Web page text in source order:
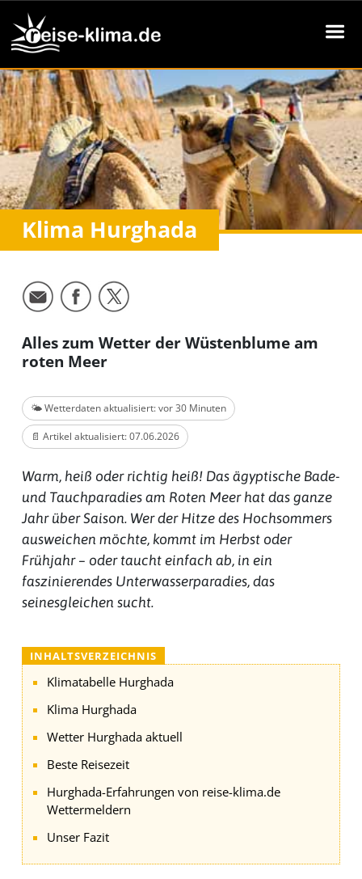
Klima Hurghada
Alles zum Wetter der Wüstenblume am
roten Meer
🌤️ Wetterdaten aktualisiert: vor 30 Minuten
📄 Artikel aktualisiert: 07.06.2026
Warm, heiß oder richtig heiß! Das ägyptische Bade-
und Tauchparadies am Roten Meer hat das ganze
Jahr über Saison. Wer der Hitze des Hochsommers
ausweichen möchte, kommt im Herbst oder
Frühjahr – oder taucht einfach ab, in ein
faszinierendes Unterwasserparadies, das
seinesgleichen sucht.
INHALTSVERZEICHNIS
Klimatabelle Hurghada
Klima Hurghada
Wetter Hurghada aktuell
Beste Reisezeit
Hurghada-Erfahrungen von reise-klima.de
Wettermeldern
Unser Fazit